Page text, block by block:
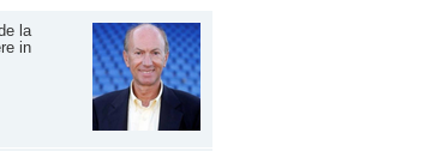
la
in